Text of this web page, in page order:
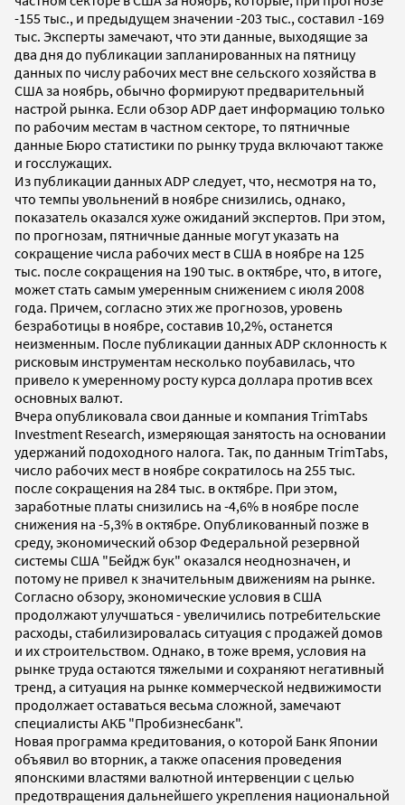
-155 тыс., и предыдущем значении -203 тыс., составил -169
тыс. Эксперты замечают, что эти данные, выходящие за
два дня до публикации запланированных на пятницу
данных по числу рабочих мест вне сельского хозяйства в
США за ноябрь, обычно формируют предварительный
настрой рынка. Если обзор ADP дает информацию только
по рабочим местам в частном секторе, то пятничные
данные Бюро статистики по рынку труда включают также
и госслужащих.
Из публикации данных ADP следует, что, несмотря на то,
что темпы увольнений в ноябре снизились, однако,
показатель оказался хуже ожиданий экспертов. При этом,
по прогнозам, пятничные данные могут указать на
сокращение числа рабочих мест в США в ноябре на 125
тыс. после сокращения на 190 тыс. в октябре, что, в итоге,
может стать самым умеренным снижением с июля 2008
года. Причем, согласно этих же прогнозов, уровень
безработицы в ноябре, составив 10,2%, останется
неизменным. После публикации данных ADP склонность к
рисковым инструментам несколько поубавилась, что
привело к умеренному росту курса доллара против всех
основных валют.
Вчера опубликовала свои данные и компания TrimTabs
Investment Research, измеряющая занятость на основании
удержаний подоходного налога. Так, по данным TrimTabs,
число рабочих мест в ноябре сократилось на 255 тыс.
после сокращения на 284 тыс. в октябре. При этом,
заработные платы снизились на -4,6% в ноябре после
снижения на -5,3% в октябре. Опубликованный позже в
среду, экономический обзор Федеральной резервной
системы США "Бейдж бук" оказался неоднозначен, и
потому не привел к значительным движениям на рынке.
Согласно обзору, экономические условия в США
продолжают улучшаться - увеличились потребительские
расходы, стабилизировалась ситуация с продажей домов
и их строительством. Однако, в тоже время, условия на
рынке труда остаются тяжелыми и сохраняют негативный
тренд, а ситуация на рынке коммерческой недвижимости
продолжает оставаться весьма сложной, замечают
специалисты АКБ "Пробизнесбанк".
Новая программа кредитования, о которой Банк Японии
объявил во вторник, а также опасения проведения
японскими властями валютной интервенции с целью
предотвращения дальнейшего укрепления национальной